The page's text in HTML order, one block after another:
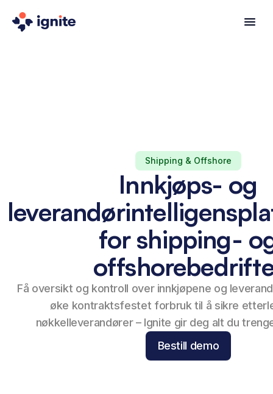
Shipping & Offshore
Innkjøps- og
for shipping-
Få oversikt og kontroll over innkjøpene og
øke kontraktsfestet forbruk til å sikre
nøkkelleverandører – Ignite gir deg alt du
Bestill demo